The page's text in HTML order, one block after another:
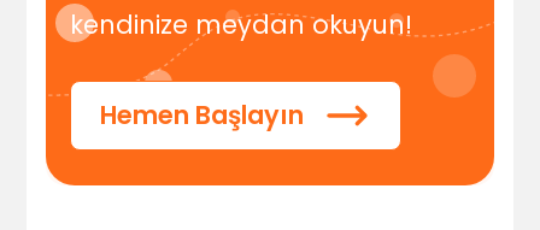
kendinize meydan okuyun!
Hemen Başlayın